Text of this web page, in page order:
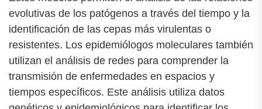
evolutivas de los patógenos a través del tiempo y la
identificación de las cepas más virulentas o
resistentes. Los epidemiólogos moleculares también
utilizan el análisis de redes para comprender la
transmisión de enfermedades en espacios y
tiempos específicos. Este análisis utiliza datos